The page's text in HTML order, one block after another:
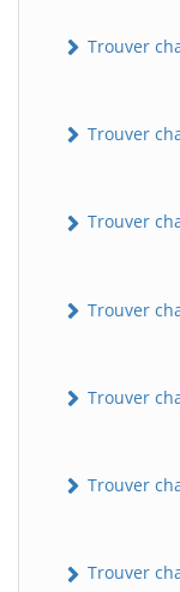
Trouver
Trouver
Trouver
Trouver
Trouver
Trouver
Trouver